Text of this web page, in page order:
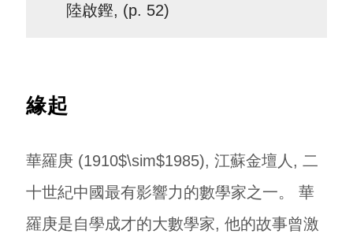
陸啟鏗, (p. 52)
緣起
華羅庚 (1910$\sim$1985), 江蘇金壇人, 二
十世紀中國最有影響力的數學家之一。 華
羅庚是自學成才的大數學家, 他的故事曾激